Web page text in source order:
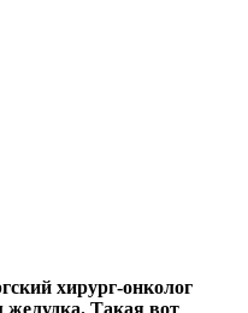
хирург-онколог
желудка. Такая вот